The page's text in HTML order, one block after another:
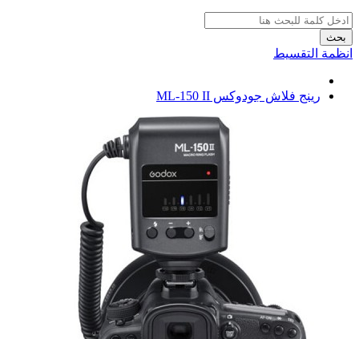
بحث
انظمة التقسيط
رينج فلاش جودوكس ML-150 II